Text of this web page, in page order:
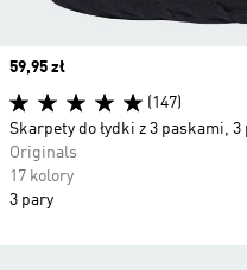
Price
59,95 zł
(147)
Skarpety do łydki z 3 paskami, 3
Originals
17 kolory
3 pary